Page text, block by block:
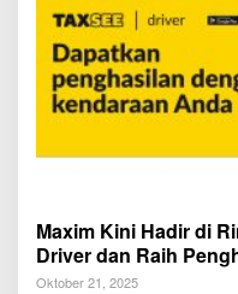
Maxim Kini Hadir di
Driver dan Raih
Oktober 21, 2025